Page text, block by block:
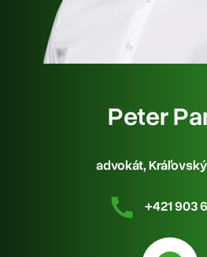
Peter
advokát,
+421 903